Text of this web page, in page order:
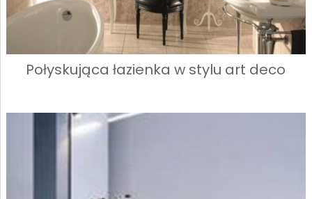
Połyskująca łazienka w stylu art deco